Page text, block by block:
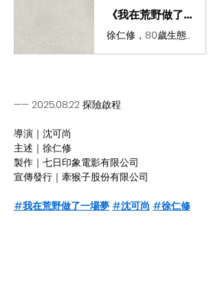
《我在荒野做了一場夢》紀錄片前進校園計畫 | WaBay 挖貝 | 台灣最值得信賴的群眾集資 / 群眾募資平台
徐仁修，80歲生態攝影師，走遍世界雨林捕捉自然之美；沈可尚，首度以自然為題拍攝紀錄片，共同記錄最後一次深入山林的身影，引領觀眾反思人與自然、人與自己之間的失聯。邀你一同守護地球最古老的生命樂章。
—— 2025.08.22 探險啟程
導演｜沈可尚
主述｜徐仁修
製作｜七日印象電影有限公司
宣傳發行｜牽猴子股份有限公司
#我在荒野做了一場夢 #沈可尚 #徐仁修